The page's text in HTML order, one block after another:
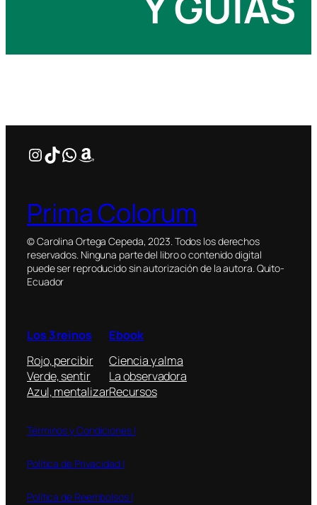
Instagram
TikTok
WhatsApp
Amazon
Prima Colorum
© Carolina Ortega Cepeda, 2023. Todos los derechos
reservados. Ninguna parte del libro o contenido digital
puede ser reproducido sin autorización de la autora. Quito-
Ecuador
Los 3 reinos
Rojo, percibir
Verde, sentir
Azul, mentalizar
Ebook
Ciencia y alma
La observadora
Recursos
Términos y Condiciones l
Política de Privacidad l
Política de Reembolsos l